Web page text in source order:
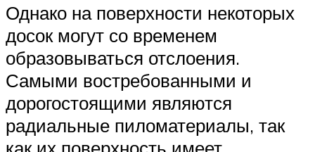
Однако на поверхности некоторых
досок могут со временем
образовываться отслоения.
Самыми востребованными и
дорогостоящими являются
радиальные пиломатериалы, так